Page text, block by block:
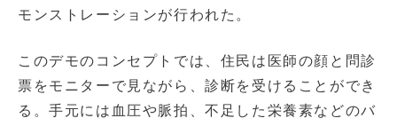
モンストレーションが行われた。
このデモのコンセプトでは、住民は医師の顔と問診
票をモニターで見ながら、診断を受けることができ
る。手元には血圧や脈拍、不足した栄養素などのバ